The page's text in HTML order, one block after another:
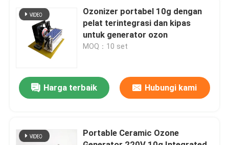
Tur Pabrik
Kontrol kualitas
Hubungi kami
Permintaan Penawaran
Ozonizer portabel 10g dengan
pelat terintegrasi dan kipas
untuk generator ozon
MOQ：10 set
Harga terbaik Hubungi kami
Portable Ceramic Ozone